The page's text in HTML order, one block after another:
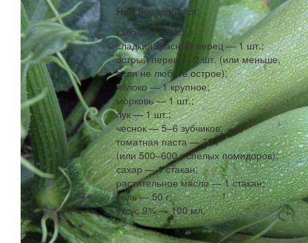
Нам понадобится:
кабачки — 2 кг;
сладкий красный перец — 1 шт.;
острый перец — 2 шт. (или меньше,
если не любите острое);
яблоко — 1 крупное;
морковь — 1 шт.;
лук — 1 шт.;
чеснок — 5–6 зубчиков;
томатная паста — 70 г
(или 500–600 г спелых помидоров);
сахар — 1 стакан;
растительное масло — 1 стакан;
соль — 50 г;
уксус 9% — 100 мл.